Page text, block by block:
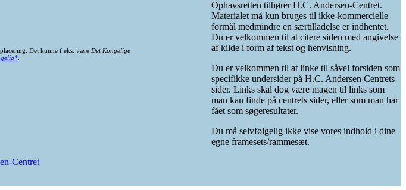
Det kunne f.eks. være Det Kongelige
.
Ophavsretten tilhører H.C. Andersen-Centret.
Materialet må kun bruges til ikke-kommercielle
formål medmindre en særtilladelse er indhentet.
Du er velkommen til at citere siden med angivelse
af kilde i form af tekst og henvisning.
Du er velkommen til at linke til såvel forsiden som
specifikke undersider på H.C. Andersen Centrets
sider. Links skal dog være magen til links som
man kan finde på centrets sider, eller som man har
fået som søgeresultater.
Du må selvfølgelig ikke vise vores indhold i dine
egne framesets/rammesæt.
Centret